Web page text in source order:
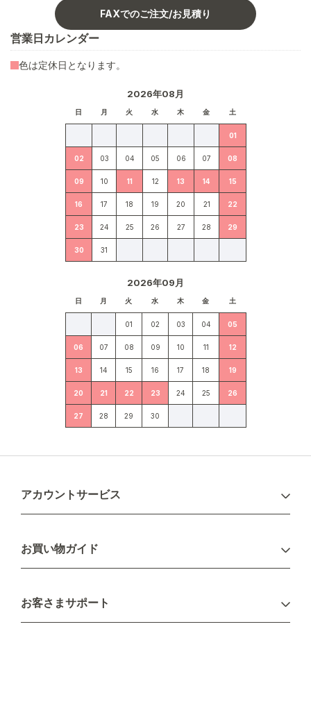
FAXでのご注文/お見積り
営業日カレンダー
2026年08月
日 月 火 水 木 金 土
01
02 03 04 05 06 07 08
09 10 11 12 13 14 15
16 17 18 19 20 21 22
23 24 25 26 27 28 29
30 31
2026年09月
日 月 火 水 木 金 土
01 02 03 04 05
06 07 08 09 10 11 12
13 14 15 16 17 18 19
20 21 22 23 24 25 26
27 28 29 30
色は定休日となります。
アカウントサービス
新規会員登録
お買い物ガイド
配送について
不良品・返品について
お客さまサポート